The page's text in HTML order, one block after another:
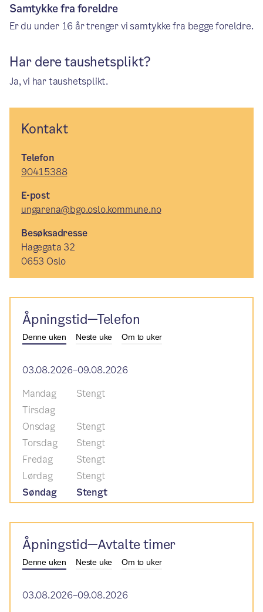
Samtykke fra foreldre
Er du under 16 år trenger vi samtykke fra begge foreldre.
Har dere taushetsplikt?
Ja, vi har taushetsplikt.
Kontakt
Telefon
90415388
E-post
ungarena@bgo.oslo.kommune.no
Besøksadresse
Hagegata 32
0653 Oslo
Åpningstid—Telefon
Denne uken Neste uke Om to uker
03.08.2026–09.08.2026
Mandag
Stengt
Tirsdag
Onsdag
Stengt
Torsdag
Stengt
Fredag
Stengt
Lørdag
Stengt
Søndag
Stengt
Åpningstid—Avtalte timer
Denne uken Neste uke Om to uker
03.08.2026–09.08.2026